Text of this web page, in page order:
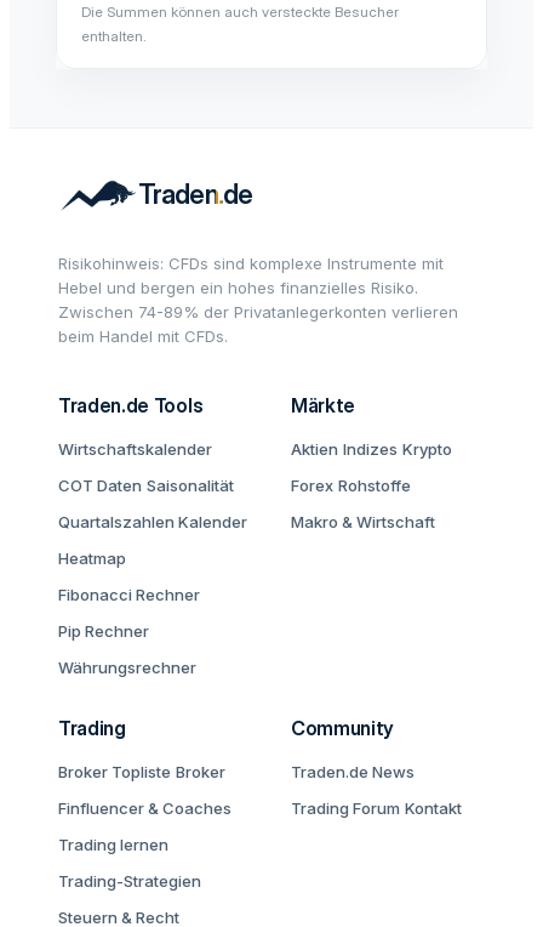
Die Summen können auch versteckte Besucher
enthalten.
Risikohinweis: CFDs sind komplexe Instrumente mit
Hebel und bergen ein hohes finanzielles Risiko.
Zwischen 74-89% der Privatanlegerkonten verlieren
beim Handel mit CFDs.
Traden.de Tools
Wirtschaftskalender
COT Daten Saisonalität
Quartalszahlen Kalender
Heatmap
Fibonacci Rechner
Pip Rechner
Währungsrechner
Märkte
Aktien Indizes Krypto
Forex Rohstoffe
Makro & Wirtschaft
Trading
Broker Topliste Broker
Finfluencer & Coaches
Trading lernen
Trading-Strategien
Steuern & Recht
Community
Traden.de News
Trading Forum Kontakt